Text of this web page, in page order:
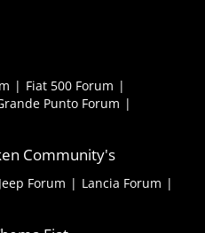
Fiat 500 Forum
Punto Forum
Community's
Jeep Forum
Lancia Forum